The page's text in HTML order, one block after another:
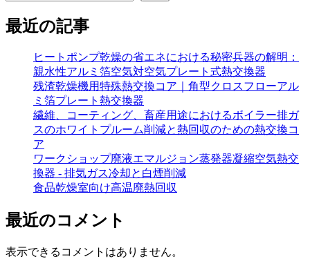
ペ
最近の記事
ヒートポンプ乾燥の省エネにおける秘密兵器の解明：
親水性アルミ箔空気対空気プレート式熱交換器
残渣乾燥機用特殊熱交換コア｜角型クロスフローアル
ミ箔プレート熱交換器
繊維、コーティング、畜産用途におけるボイラー排ガ
スのホワイトプルーム削減と熱回収のための熱交換コ
ア
ワークショップ廃液エマルジョン蒸発器凝縮空気熱交
換器 - 排気ガス冷却と白煙削減
食品乾燥室向け高温廃熱回収
最近のコメント
表示できるコメントはありません。